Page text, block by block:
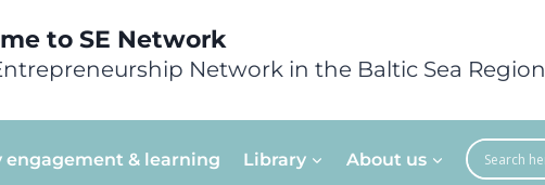
to SE Network
Network in the Baltic Sea Region
engagement & learning Library About us